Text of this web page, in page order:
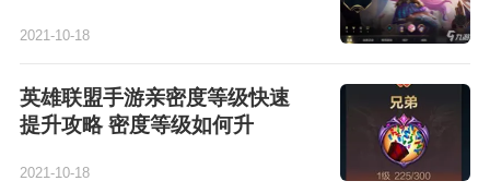
2021-10-18
英雄联盟手游亲密度等级快速
提升攻略 密度等级如何升
2021-10-18